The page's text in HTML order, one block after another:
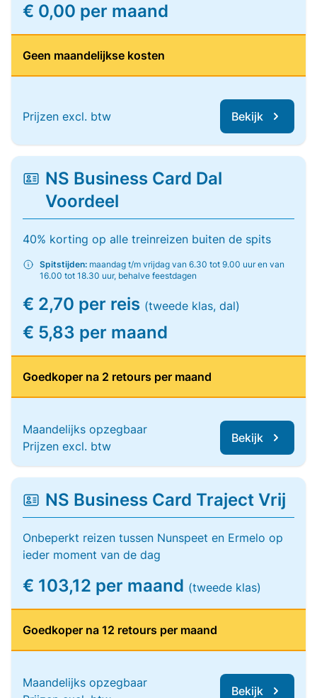
€ 0,00 per maand
Geen maandelijkse kosten
Prijzen excl. btw Bekijk
NS Business Card Dal
Voordeel
40% korting op alle treinreizen buiten de spits
Spitstijden: maandag t/m vrijdag van 6.30 tot 9.00 uur en van
16.00 tot 18.30 uur, behalve feestdagen
€ 2,70 per reis (tweede klas, dal)
€ 5,83 per maand
Goedkoper na 2 retours per maand
Maandelijks opzegbaar
Prijzen excl. btw
Bekijk
NS Business Card Traject Vrij
Onbeperkt reizen tussen Nunspeet en Ermelo op
ieder moment van de dag
€ 103,12 per maand (tweede klas)
Goedkoper na 12 retours per maand
Maandelijks opzegbaar
Bekijk